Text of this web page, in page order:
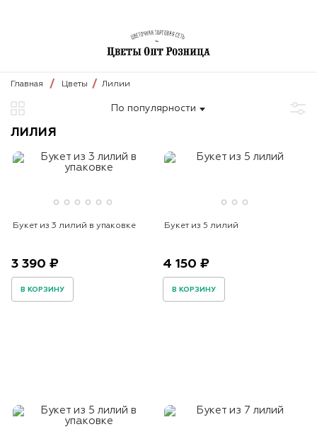
Главная Цветы Лилии
По популярности
ЛИЛИЯ
Букет из 3 лилий в упаковке
3 390 ₽
В КОРЗИНУ
Букет из 5 лилий
4 150 ₽
В КОРЗИНУ